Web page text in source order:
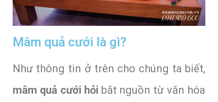
Mâm quả cưới là gì?
Như thông tin ở trên cho chúng ta biết,
mâm quả cưới hỏi bắt nguồn từ văn hóa